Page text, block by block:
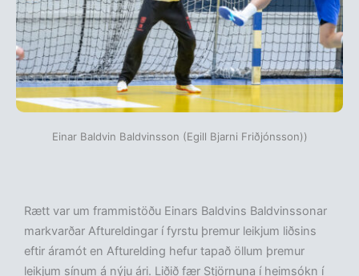
Einar Baldvin Baldvinsson (Egill Bjarni Friðjónsson))
Rætt var um frammistöðu Einars Baldvins Baldvinssonar
markvarðar Aftureldingar í fyrstu þremur leikjum liðsins
eftir áramót en Afturelding hefur tapað öllum þremur
leikjum sínum á nýju ári. Liðið fær Stjörnuna í heimsókn í